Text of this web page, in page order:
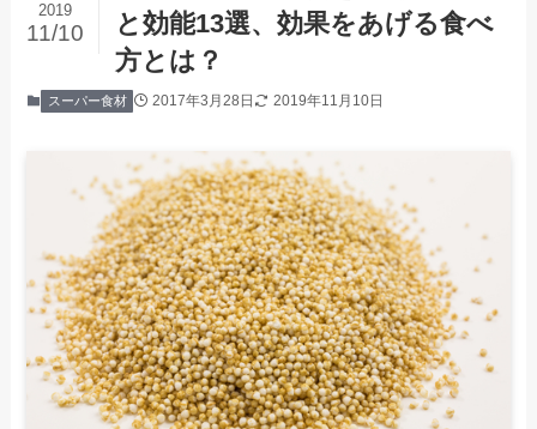
と効能13選、効果をあげる食べ
方とは？
2019
11/10
スーパー食材 2017年3月28日 2019年11月10日